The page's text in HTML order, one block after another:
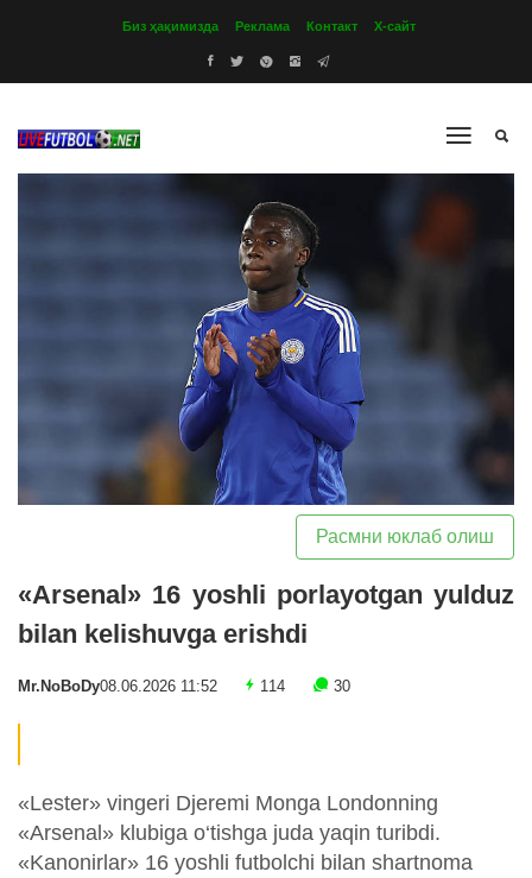
Биз ҳақимизда Реклама Контакт Х-сайт
Расмни юклаб олиш
«Arsenal» 16 yoshli porlayotgan yulduz
bilan kelishuvga erishdi
Mr.NoBoDy08.06.2026 11:52 114 30
«Lester» vingeri Djeremi Monga Londonning
«Arsenal» klubiga o‘tishga juda yaqin turibdi.
«Kanonirlar» 16 yoshli futbolchi bilan shartnoma